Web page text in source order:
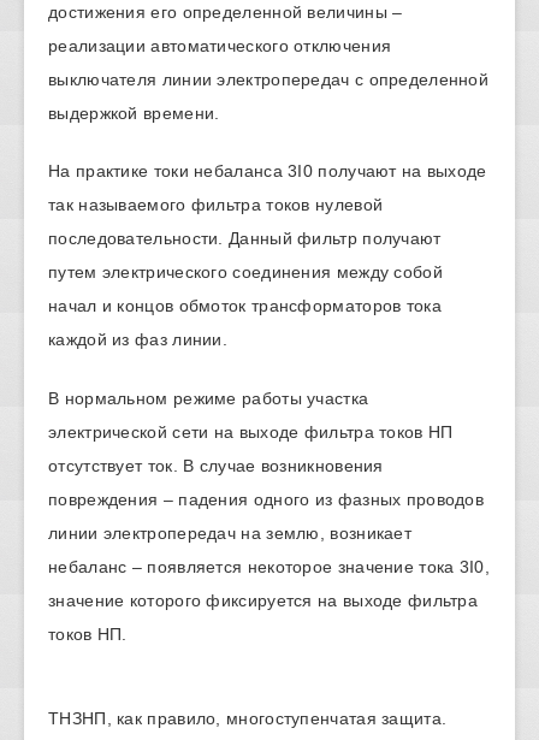
достижения его определенной величины –
реализации автоматического отключения
выключателя линии электропередач с определенной
выдержкой времени.
На практике токи небаланса 3I0 получают на выходе
так называемого фильтра токов нулевой
последовательности. Данный фильтр получают
путем электрического соединения между собой
начал и концов обмоток трансформаторов тока
каждой из фаз линии.
В нормальном режиме работы участка
электрической сети на выходе фильтра токов НП
отсутствует ток. В случае возникновения
повреждения – падения одного из фазных проводов
линии электропередач на землю, возникает
небаланс – появляется некоторое значение тока 3I0,
значение которого фиксируется на выходе фильтра
токов НП.
ТНЗНП, как правило, многоступенчатая защита.